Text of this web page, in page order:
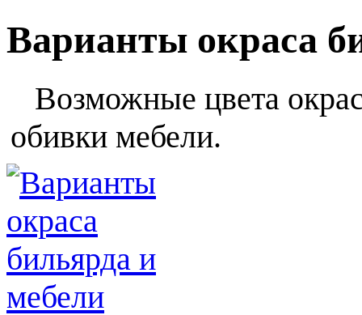
Варианты окраса
Возможные цвета
обивки мебели.